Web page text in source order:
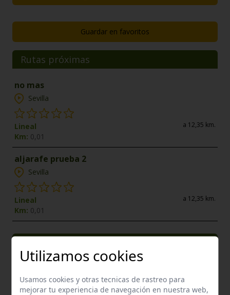
Guardar en favoritos
Rutas próximas
no mas
Sevilla
Lineal
Km: 0,01
a 12,35 km.
aljarafe prueba 2
Sevilla
Lineal
Km: 0,01
a 12,35 km.
Utilizamos cookies
Usamos cookies y otras tecnicas de rastreo para
mejorar tu experiencia de navegación en nuestra web,